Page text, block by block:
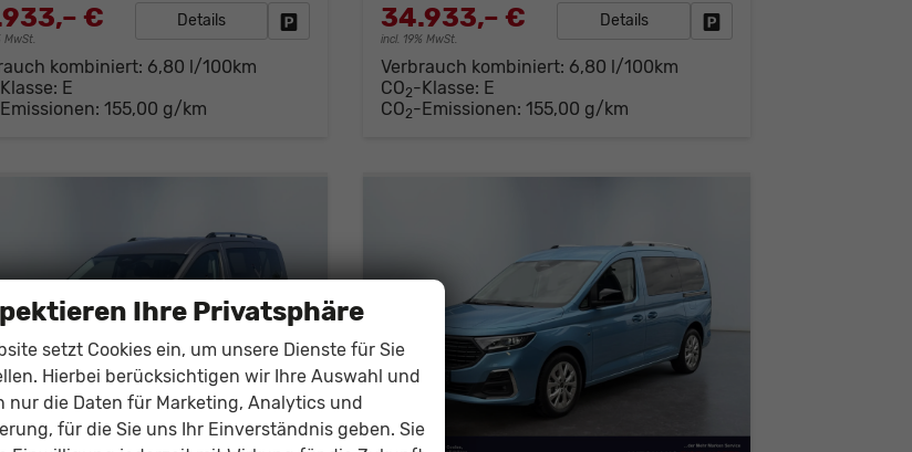
€
MwSt.
Details Fahrzeug parken
kombiniert: 6,80 l/100km
E
155,00 g/km
34.933,– €
incl. 19% MwSt.
Details
Verbrauch kombiniert: 6,80 l/100km
CO2-Klasse: E
CO2-Emissionen:155,00 g/km
Ihre Privatsphäre
setzt Cookies ein, um unsere Dienste für Sie
Hierbei berücksichtigen wir Ihre Auswahl und
nur die Daten für Marketing, Analytics und
für die Sie uns Ihr Einverständnis geben. Sie